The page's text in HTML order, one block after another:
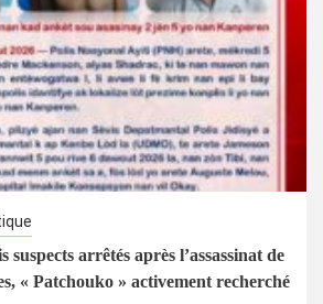
arrêtés après l’assassinat de
« Patchouko » activement recherché